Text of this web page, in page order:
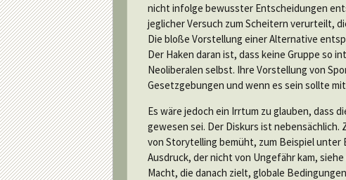
nicht infolge bewusster Entscheidungen
jeglicher Versuch zum Scheitern verurteilt,
Die bloße Vorstellung einer Alternative
Der Haken daran ist, dass keine Gruppe so
Neoliberalen selbst. Ihre Vorstellung von
Gesetzgebungen und wenn es sein sollte
Es wäre jedoch ein Irrtum zu glauben, dass
gewesen sei. Der Diskurs ist
von Storytelling bemüht, zum Beispiel unter
Ausdruck, der nicht von Ungefähr kam,
Macht, die danach zielt, globale